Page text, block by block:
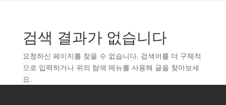
검색 결과가 없습니다
요청하신 페이지를 찾을 수 없습니다. 검색어를 더 구체적
으로 입력하거나 위의 탐색 메뉴를 사용해 글을 찾아보세
요.